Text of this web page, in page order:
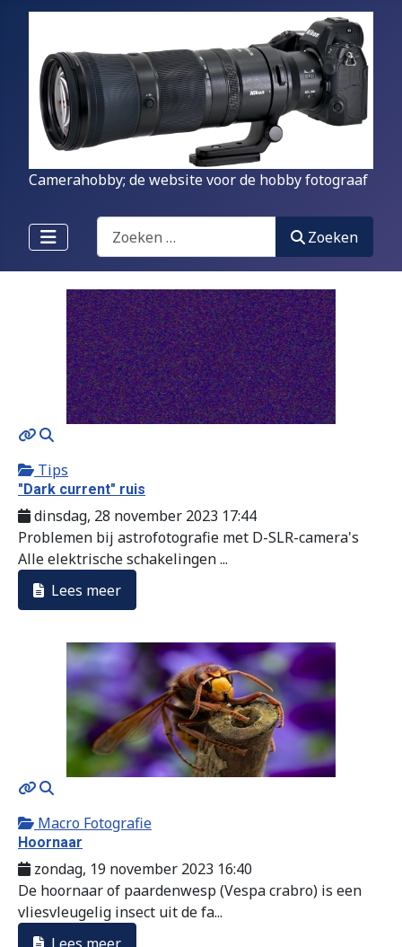
Camerahobby; de website voor de hobby fotograaf
Zoeken
Zoeken
MOD_JTCS_VIEW_ARTICLE_LINK
Tips
"Dark current" ruis
dinsdag, 28 november 2023 17:44
Problemen bij astrofotografie met D-SLR-camera's
Alle elektrische schakelingen ...
Lees meer
MOD_JTCS_VIEW_ARTICLE_LINK
Macro Fotografie
Hoornaar
zondag, 19 november 2023 16:40
De hoornaar of paardenwesp (Vespa crabro) is een
vliesvleugelig insect uit de fa...